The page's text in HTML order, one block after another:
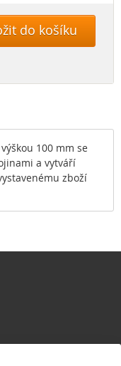
do košíku
100 mm se
a vytváří
zboží